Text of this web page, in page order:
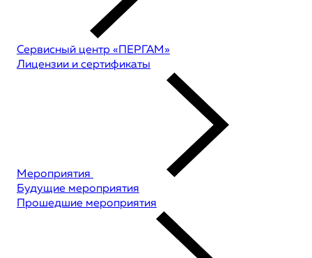
Сервисный центр «ПЕРГАМ»
Лицензии и сертификаты
Мероприятия
Будущие мероприятия
Прошедшие мероприятия